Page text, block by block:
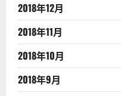
2018年12月
2018年11月
2018年10月
2018年9月